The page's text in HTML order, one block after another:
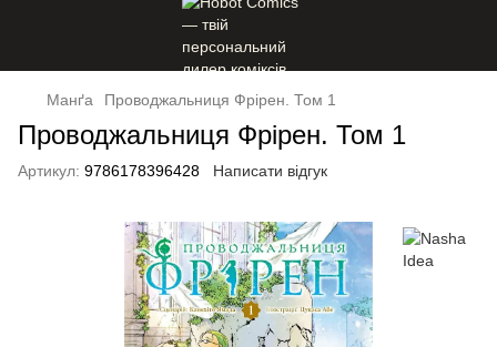
Манґа Проводжальниця Фрірен. Том 1
Проводжальниця Фрірен. Том 1
Артикул: 9786178396428 Написати відгук